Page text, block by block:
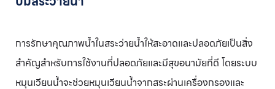
ปั๊มสระว่ายน้ำเชิงพาณิชย์
ปั๊มปรับความเร็วรอบได้ (Variable Speed Pump)
การรักษาคุณภาพน้ำในสระว่ายน้ำให้สะอาดและปลอดภัยเป็นสิ่ง
สำคัญสำหรับการใช้งานที่ปลอดภัยและมีสุขอนามัยที่ดี โดยระบบ
หมุนเวียนน้ำจะช่วยหมุนเวียนน้ำจากสระผ่านเครื่องกรองและ